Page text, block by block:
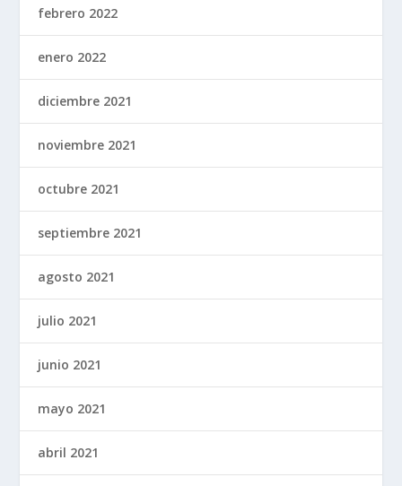
febrero 2022
enero 2022
diciembre 2021
noviembre 2021
octubre 2021
septiembre 2021
agosto 2021
julio 2021
junio 2021
mayo 2021
abril 2021